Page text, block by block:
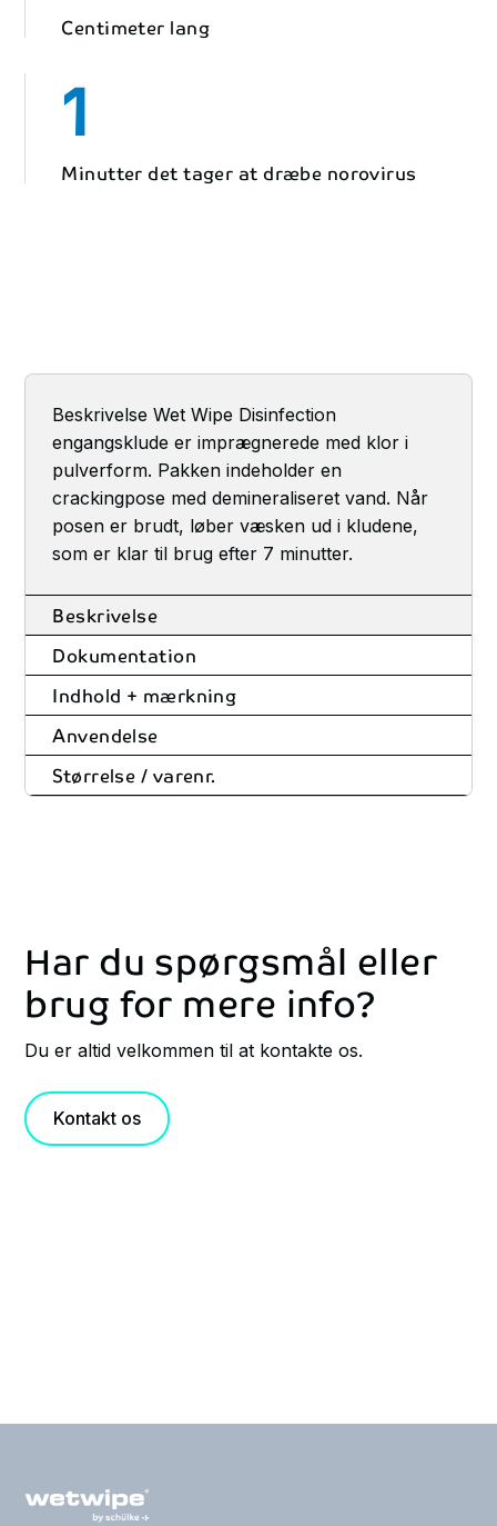
Centimeter lang
1
Minutter det tager at dræbe norovirus
Beskrivelse
Dokumentation
Indhold + mærkning
Anvendelse
Størrelse / varenr.
Beskrivelse Wet Wipe Disinfection
engangsklude er imprægnerede med klor i
pulverform. Pakken indeholder en
crackingpose med demineraliseret vand. Når
posen er brudt, løber væsken ud i kludene,
som er klar til brug efter 7 minutter.
Har du spørgsmål eller
brug for mere info?
Du er altid velkommen til at kontakte os.
Kontakt os